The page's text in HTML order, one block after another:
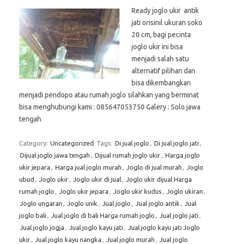
Ready joglo ukir antik
jati orisinil ukuran soko
20 cm, bagi pecinta
joglo ukir ini bisa
menjadi salah satu
alternatif pilihan dan
bisa dikembangkan
menjadi pendopo atau rumah joglo silahkan yang berminat
bisa menghubungi kami : 085647053750 Galery : Solo jawa
tengah
Category: Uncategorized Tags: Di jual joglo , Di jual joglo jati ,
Dijual joglo jawa tengah , Dijual rumah joglo ukir, Harga joglo
ukir jepara , Harga jual joglo murah , Joglo di jual murah , Joglo
ubud , Joglo ukir, Joglo ukir di jual, Joglo ukir dijual Harga
rumah joglo , Joglo ukir jepara , Joglo ukir kudus , Joglo ukiran ,
Joglo ungaran , Joglo unik , Jual joglo , Jual joglo antik , Jual
joglo bali , Jual joglo di bali Harga rumah joglo , Jual joglo jati ,
Jual joglo jogja , Jual joglo kayu jati , Jual joglo kayu jati Joglo
ukir, Jual joglo kayu nangka , Jual joglo murah , Jual joglo